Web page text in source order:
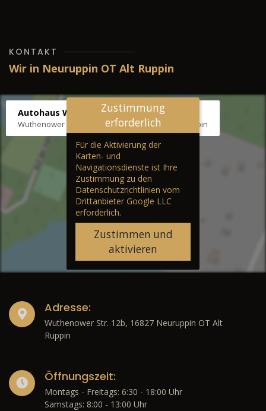
KONTAKT
Wir in Neuruppin OT Alt Ruppin
Autohaus Wernicke
Wuthenower Str. 12b, 16827 Neuruppin OT Alt Ruppin
Zustimmung
erforderlich
Für die Aktivierung der
Karten- und
Navigationsdienste ist Ihre
Zustimmung zu den
Datenschutzrichtlinien vom
Drittanbieter Google LLC
erforderlich.
Zustimmen und
aktivieren
Adresse:
Wuthenower Str. 12b, 16827 Neuruppin OT Alt
Ruppin
Öffnungszeit:
Montags - Freitags: 6:30 - 18:00 Uhr
Samstags: 8:00 - 13:00 Uhr